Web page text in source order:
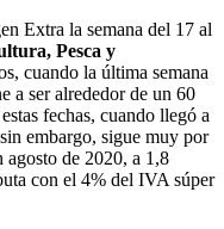
Extra la semana del 17 al
Pesca y
cuando la última semana
a ser alrededor de un 60
fechas, cuando llegó a
embargo, sigue muy por
agosto de 2020, a 1,8
con el 4% del IVA súper